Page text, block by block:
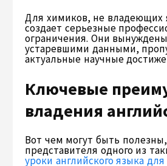
Для химиков, не владеющих
создает серьезные
ограничения. Они
устаревшими данными,
актуальные научные
Ключевые
владения
Вот чем могут быть
представителя одного из
уроки английского языка